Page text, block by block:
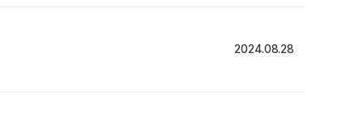
2024.08.28